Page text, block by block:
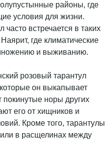
районы, где
условия для жизни.
часто встречается в таких
где климатические
и выживанию.
розовый тарантул
он выкапывает
покинутые норы других
его от хищников и
Кроме того, тарантулы
в расщелинах между